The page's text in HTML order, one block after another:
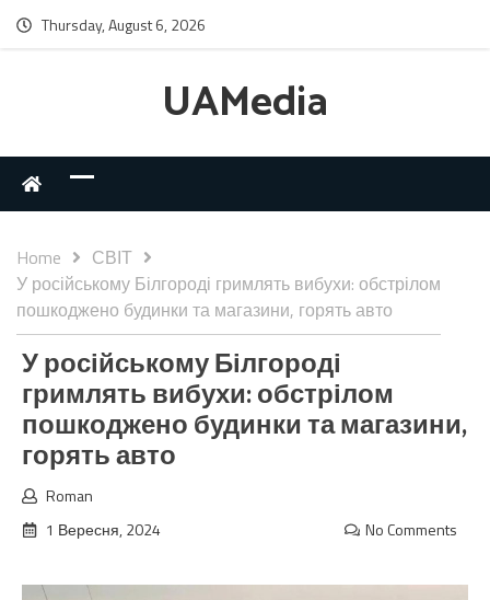
Thursday, August 6, 2026
UAMedia
Home
СВІТ
У російському Білгороді гримлять вибухи: обстрілом
пошкоджено будинки та магазини, горять авто
У російському Білгороді
гримлять вибухи: обстрілом
пошкоджено будинки та магазини,
горять авто
Roman
1 Вересня, 2024
No Comments